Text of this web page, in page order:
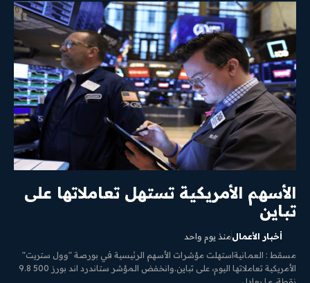
الأسهم الأمريكية تستهل تعاملاتها على
تباين
أخبار الأعمالمنذ يوم واحد
مسقط : العمانيةاستهلت مؤشرات الأسهم الرئيسية في بورصة "وول ستريت"
الأمريكية تعاملاتها اليوم، على تباين.وانخفض المؤشر ستاندرد اند ‌بورز ​500 9.8